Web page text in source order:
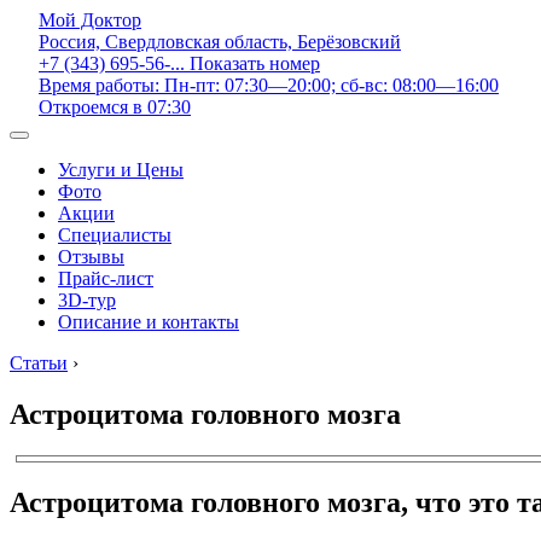
Мой Доктор
Россия, Свердловская область, Берёзовский
+7 (343) 695-56-... Показать номер
Время работы: Пн-пт: 07:30—20:00; сб-вс: 08:00—16:00
Откроемся в 07:30
Услуги и Цены
Фото
Акции
Специалисты
Отзывы
Прайс-лист
3D-тур
Описание и контакты
Статьи ›
Астроцитома головного мозга
Астроцитома головного мозга, что это